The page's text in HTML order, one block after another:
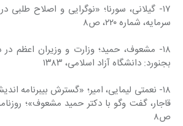
۱۷- گیلانی، سورنا؛ «نوگرایی و اصلاح طلبی
سرمایه، شماره ۲۲۰، ص۸
۱۸- مشعوف، حمید؛ وزارت و وزیران اعظم در
بجنورد: دانشگاه آزاد اسلامی، ۱۳۸۳
۱۸- نعمتی لیمایی، امیر؛ «گسترش بیبرنامه
ص۸